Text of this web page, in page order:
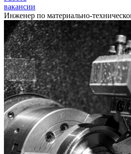
вакансии
Инженер по материально-